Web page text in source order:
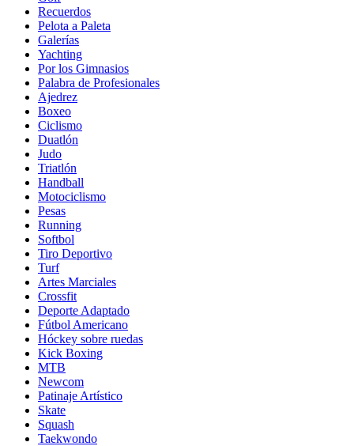
Recuerdos
Pelota a Paleta
Galerías
Yachting
Por los Gimnasios
Palabra de Profesionales
Ajedrez
Boxeo
Ciclismo
Duatlón
Judo
Triatlón
Handball
Motociclismo
Pesas
Running
Softbol
Tiro Deportivo
Turf
Artes Marciales
Crossfit
Deporte Adaptado
Fútbol Americano
Hóckey sobre ruedas
Kick Boxing
MTB
Newcom
Patinaje Artístico
Skate
Squash
Taekwondo